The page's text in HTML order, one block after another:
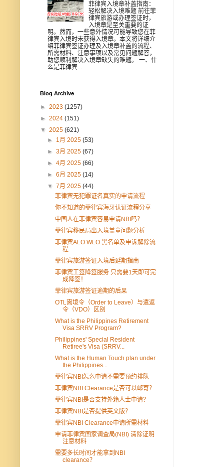
菲律宾入境章补盖指南：
轻松解决入境难题 前往菲
律宾旅游或办理签证时，
入境章是至关重要的证
明。然而，一些意外情况可能导致您在菲
律宾入境时未获得入境章。本文将详细介
绍菲律宾签证办理及入境章补盖的流程、
所需材料、注意事项以及常见问题解答，
助您顺利解决入境章缺失的难题。 一、什
么是菲律宾...
Blog Archive
► 2023 (1257)
► 2024 (151)
▼ 2025 (621)
► 1月 2025(53)
►3月 2025(67)
►4月 2025(66)
►6月 2025(14)
▼7月 2025(44)
菲律宾无犯罪证名真实的申请流程
你不知道的菲律宾海牙认证流程分享
中国人在菲律宾容易申请NBI吗？
菲律宾移民局出入境盖章问题分析
菲律宾ALO WLO 黑名单及申诉解除流
程
菲律宾旅游签证入境后延期指南
菲律宾工签降签服务 只需要1天即可完
成降签！
菲律宾旅游签证逾期的后果
OTL离境令（Order to Leave）与遣返
令（VDO）区别
What is the Philippines Retirement
Visa SRRV Program?
Philippines' Special Resident
Retiree's Visa (SRRV...
What is the Human Touch plan under
the Philippines...
菲律宾NBI怎么申请不需要预约排队
菲律宾NBI Clearance是否可以邮寄？
菲律宾NBI是否支持外籍人士申请？
菲律宾NBI是否提供英文版？
菲律宾NBI Clearance申请所需材料
申请菲律宾国家调查局(NBI) 清除证明
注意材料
需要多长时间才能拿到NBI
clearance？